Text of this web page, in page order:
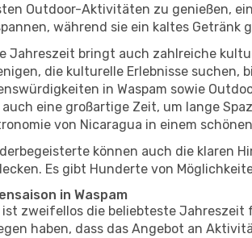
Outdoor-Aktivitäten zu genießen,
während sie ein kaltes Getränk
Jahreszeit bringt auch zahlreiche
die kulturelle Erlebnisse suchen,
in Waspam sowie
auch eine großartige Zeit, um lange
von Nicaragua in einem
können auch die klaren
Es gibt Hunderte von
in Waspam
ist zweifellos die beliebteste Jahreszeit
haben, dass das Angebot an